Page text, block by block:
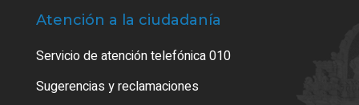
Atención a la ciudadanía
Servicio de atención telefónica 010
Sugerencias y reclamaciones